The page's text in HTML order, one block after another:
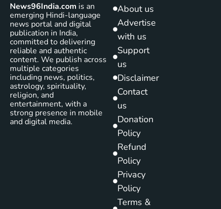
News96India.com is an
emerging Hindi-language
news portal and digital
publication in India,
committed to delivering
reliable and authentic
content. We publish across
multiple categories
including news, politics,
astrology, spirituality,
religion, and
entertainment, with a
strong presence in mobile
and digital media.
About us
Advertise
with us
Support
us
Disclaimer
Contact
us
Donation
Policy
Refund
Policy
Privacy
Policy
Terms &